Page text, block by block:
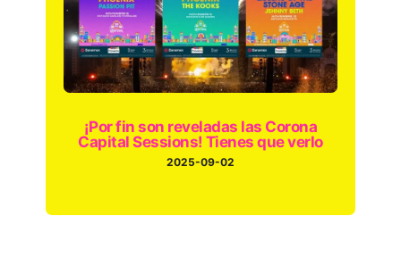
¡Por fin son reveladas las Corona
Capital Sessions! Tienes que verlo
2025-09-02